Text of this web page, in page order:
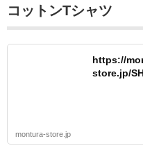
コットンTシャツ
https://
store.jp/
montura-store.jp